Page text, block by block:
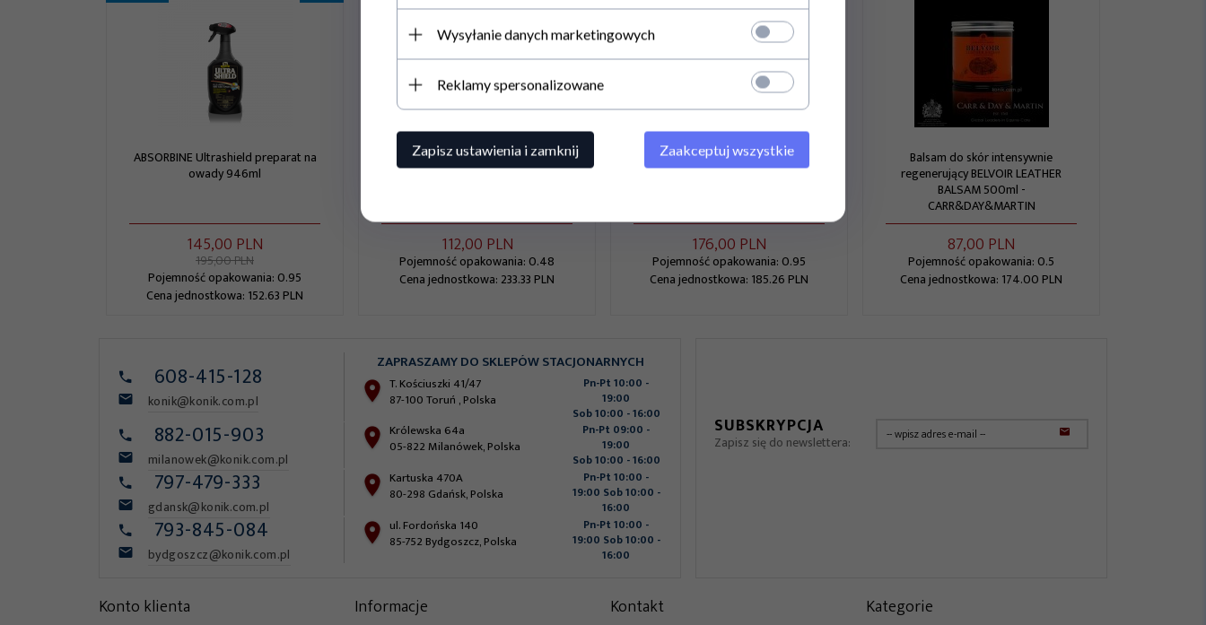
ABSORBINE Ultrashield preparat na
owady 946ml
145,00 PLN
195,00 PLN
Pojemność opakowania: 0.95
Cena jednostkowa: 152.63 PLN
Wcierka łagodząca Liquid
Embrocation (dawniej Veterinary
112,00 PLN
Pojemność opakowania: 0.48
Cena jednostkowa: 233.33 PLN
Wcierka łagodząca Liquid
Embrocation (dawniej Veterinary
176,00 PLN
Pojemność opakowania: 0.95
Cena jednostkowa: 185.26 PLN
Balsam do skór intensywnie
regenerujący BELVOIR LEATHER
BALSAM 500ml -
CARR&DAY&MARTIN
87,00 PLN
Pojemność opakowania: 0.5
Cena jednostkowa: 174.00 PLN
608-415-128
konik@konik.com.pl
ZAPRASZAMY DO SKLEPÓW STACJONARNYCH
T. Kościuszki 41/47
87-100Toruń ,Polska
Pn-Pt 10:00 -
19:00
Sob 10:00 - 16:00
882-015-903
milanowek@konik.com.pl
Królewska 64a
05-822 Milanówek,Polska
Pn-Pt 09:00 -
19:00
Sob 10:00 - 16:00
797-479-333
gdansk@konik.com.pl
Kartuska 470A
80-298 Gdańsk,Polska
Pn-Pt 10:00 -
19:00 Sob 10:00 -
16:00
793-845-084
bydgoszcz@konik.com.pl
ul. Fordońska 140
85-752 Bydgoszcz,Polska
Pn-Pt 10:00 -
19:00 Sob 10:00 -
16:00
SUBSKRYPCJA
Zapisz się do newslettera:
Konto klienta Informacje Kontakt Kategorie
Wysyłanie danych marketingowych
Reklamy spersonalizowane
Zapisz ustawienia i zamknij Zaakceptuj wszystkie